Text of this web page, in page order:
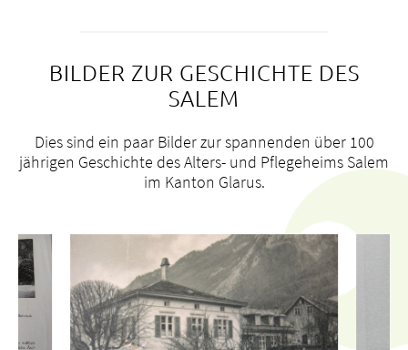
BILDER ZUR GESCHICHTE DES
SALEM
Dies sind ein paar Bilder zur spannenden über 100
jährigen Geschichte des Alters- und Pflegeheims Salem
im Kanton Glarus.